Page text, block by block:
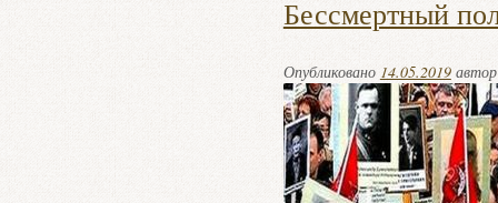
Бессмертный
Опубликовано 14.05.2019